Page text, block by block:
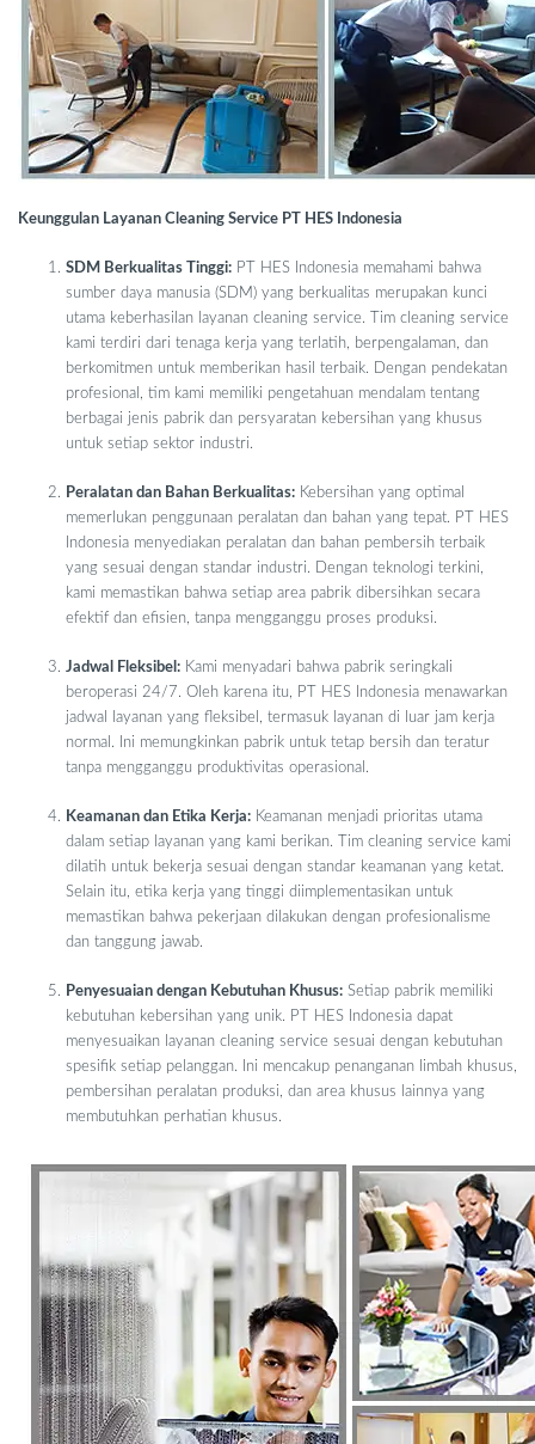
Keunggulan Layanan Cleaning Service PT HES Indonesia
SDM Berkualitas Tinggi: PT HES Indonesia memahami bahwa
sumber daya manusia (SDM) yang berkualitas merupakan kunci
utama keberhasilan layanan cleaning service. Tim cleaning service
kami terdiri dari tenaga kerja yang terlatih, berpengalaman, dan
berkomitmen untuk memberikan hasil terbaik. Dengan pendekatan
profesional, tim kami memiliki pengetahuan mendalam tentang
berbagai jenis pabrik dan persyaratan kebersihan yang khusus
untuk setiap sektor industri.
Peralatan dan Bahan Berkualitas: Kebersihan yang optimal
memerlukan penggunaan peralatan dan bahan yang tepat. PT HES
Indonesia menyediakan peralatan dan bahan pembersih terbaik
yang sesuai dengan standar industri. Dengan teknologi terkini,
kami memastikan bahwa setiap area pabrik dibersihkan secara
efektif dan efisien, tanpa mengganggu proses produksi.
Jadwal Fleksibel: Kami menyadari bahwa pabrik seringkali
beroperasi 24/7. Oleh karena itu, PT HES Indonesia menawarkan
jadwal layanan yang fleksibel, termasuk layanan di luar jam kerja
normal. Ini memungkinkan pabrik untuk tetap bersih dan teratur
tanpa mengganggu produktivitas operasional.
Keamanan dan Etika Kerja: Keamanan menjadi prioritas utama
dalam setiap layanan yang kami berikan. Tim cleaning service kami
dilatih untuk bekerja sesuai dengan standar keamanan yang ketat.
Selain itu, etika kerja yang tinggi diimplementasikan untuk
memastikan bahwa pekerjaan dilakukan dengan profesionalisme
dan tanggung jawab.
Penyesuaian dengan Kebutuhan Khusus: Setiap pabrik memiliki
kebutuhan kebersihan yang unik. PT HES Indonesia dapat
menyesuaikan layanan cleaning service sesuai dengan kebutuhan
spesifik setiap pelanggan. Ini mencakup penanganan limbah khusus,
pembersihan peralatan produksi, dan area khusus lainnya yang
membutuhkan perhatian khusus.